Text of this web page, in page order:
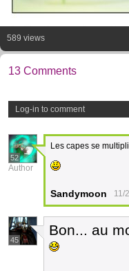
589 views
13 Comments
Log-in to comment
52
Author
Les capes se
Sandymoon 11/
45
Bon... au